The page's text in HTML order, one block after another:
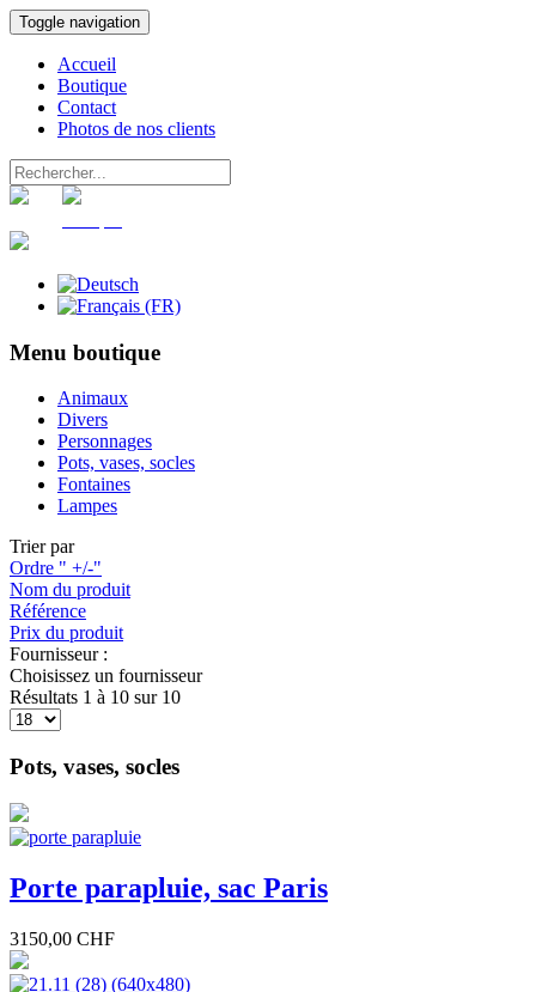
Toggle navigation
Accueil
Boutique
Contact
Photos de nos clients
Menu boutique
Animaux
Divers
Personnages
Pots, vases, socles
Fontaines
Lampes
Trier par
Ordre " +/-"
Nom du produit
Référence
Prix du produit
Fournisseur :
Choisissez un fournisseur
Résultats 1 à 10 sur 10
Pots, vases, socles
Porte parapluie, sac Paris
3150,00 CHF